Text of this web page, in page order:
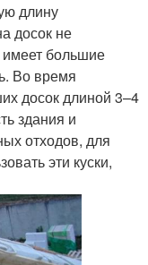
длину
досок не
большие
Во время
досок длиной 3–4
здания и
отходов, для
эти куски,